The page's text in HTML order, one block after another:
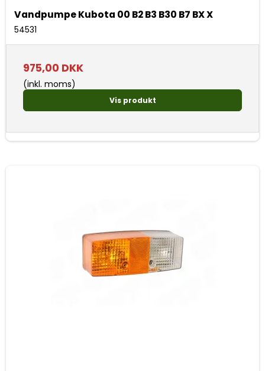
Vandpumpe Kubota 00 B2 B3 B30 B7 BX X
54531
975,00 DKK
(inkl. moms)
Vis produkt